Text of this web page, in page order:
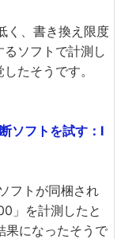
く、書き換え限度
ソフトで計測し
たそうです。
ソフトを試す：I
フトが同梱され
」を計測したと
果になったそうで